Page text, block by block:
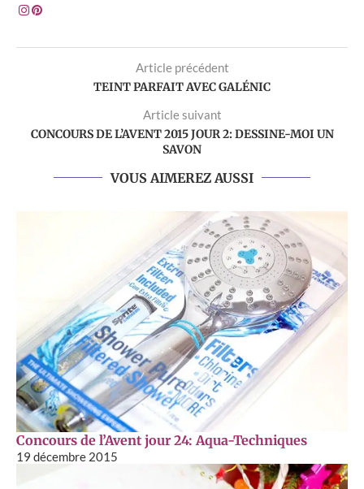
Article précédent
TEINT PARFAIT AVEC GALÉNIC
Article suivant
CONCOURS DE L’AVENT 2015 JOUR 2: DESSINE-MOI UN
SAVON
VOUS AIMEREZ AUSSI
Concours de l’Avent jour 24: Aqua-Techniques
19 décembre 2015